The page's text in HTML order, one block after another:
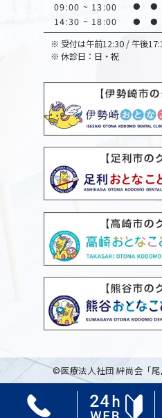
09:00 ~ 13:00 ● ●
14:30 ~ 18:00 ● ●
※ 受付は午前12:30 / 午後
※ 休診日：日・祝
©医療法人社団 絆尚会「尾